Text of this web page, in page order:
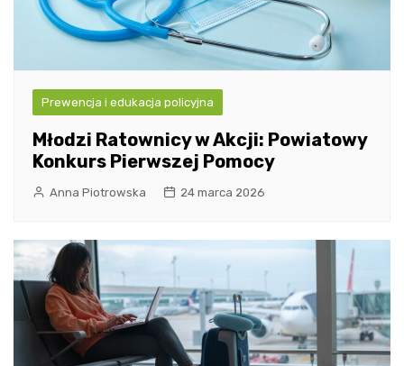
Prewencja i edukacja policyjna
Młodzi Ratownicy w Akcji: Powiatowy
Konkurs Pierwszej Pomocy
Anna Piotrowska 24 marca 2026